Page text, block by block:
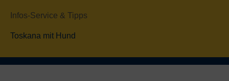
Infos-Service & Tipps
Toskana mit Hund